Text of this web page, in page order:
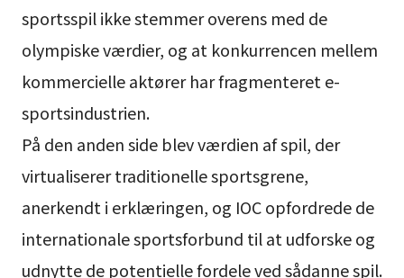
sportsspil ikke stemmer overens med de
olympiske værdier, og at konkurrencen mellem
kommercielle aktører har fragmenteret e-
sportsindustrien.
På den anden side blev værdien af spil, der
virtualiserer traditionelle sportsgrene,
anerkendt i erklæringen, og IOC opfordrede de
internationale sportsforbund til at udforske og
udnytte de potentielle fordele ved sådanne spil.